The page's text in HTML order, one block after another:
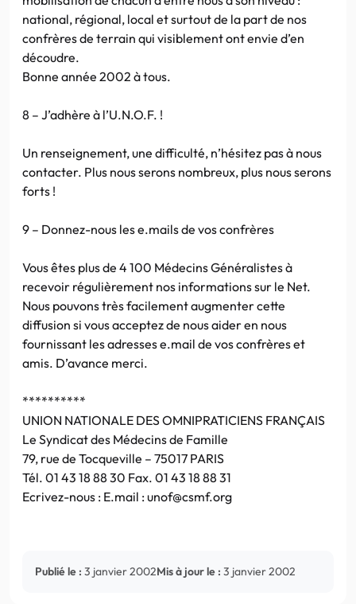
national, régional, local et surtout de la part de nos
confrères de terrain qui visiblement ont envie d’en
découdre.
Bonne année 2002 à tous.
8 – J’adhère à l’U.N.O.F. !
Un renseignement, une difficulté, n’hésitez pas à nous
contacter. Plus nous serons nombreux, plus nous serons
forts !
9 – Donnez-nous les e.mails de vos confrères
Vous êtes plus de 4 100 Médecins Généralistes à
recevoir régulièrement nos informations sur le Net.
Nous pouvons très facilement augmenter cette
diffusion si vous acceptez de nous aider en nous
fournissant les adresses e.mail de vos confrères et
amis. D’avance merci.
**********
UNION NATIONALE DES OMNIPRATICIENS FRANÇAIS
Le Syndicat des Médecins de Famille
79, rue de Tocqueville – 75017 PARIS
Tél. 01 43 18 88 30 Fax. 01 43 18 88 31
Ecrivez-nous : E.mail : unof@csmf.org
Publié le : 3 janvier 2002Mis à jour le : 3 janvier 2002